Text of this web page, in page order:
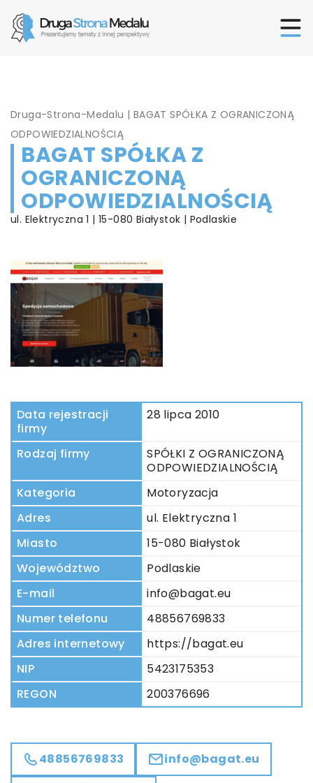
Druga-Strona-Medalu | BAGAT SPÓŁKA Z OGRANICZONĄ
ODPOWIEDZIALNOŚCIĄ
BAGAT SPÓŁKA Z
OGRANICZONĄ
ODPOWIEDZIALNOŚCIĄ
ul. Elektryczna 1 | 15-080 Białystok | Podlaskie
Data rejestracji
firmy
28 lipca 2010
Rodzaj firmy
SPÓŁKI Z OGRANICZONĄ
ODPOWIEDZIALNOŚCIĄ
Kategoria
Motoryzacja
Adres
ul. Elektryczna 1
Miasto
15-080 Białystok
Województwo
Podlaskie
E-mail
info@bagat.eu
Numer telefonu
48856769833
Adres internetowy
https://bagat.eu
NIP
5423175353
REGON
200376696
48856769833 info@bagat.eu